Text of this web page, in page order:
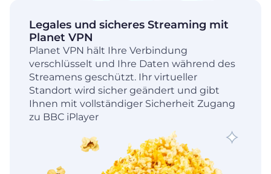
Legales und sicheres Streaming mit
Planet VPN
Planet VPN hält Ihre Verbindung
verschlüsselt und Ihre Daten während des
Streamens geschützt. Ihr virtueller
Standort wird sicher geändert und gibt
Ihnen mit vollständiger Sicherheit Zugang
zu BBC iPlayer